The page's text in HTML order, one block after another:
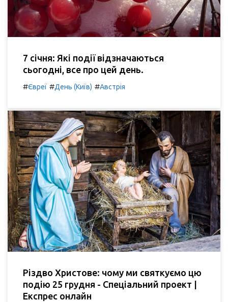
7 січня: Які події відзначаються
сьогодні, все про цей день.
#Євреї #День (Київ) #Австрія
Різдво Христове: чому ми святкуємо цю
подію 25 грудня - Спеціальний проект |
Експрес онлайн